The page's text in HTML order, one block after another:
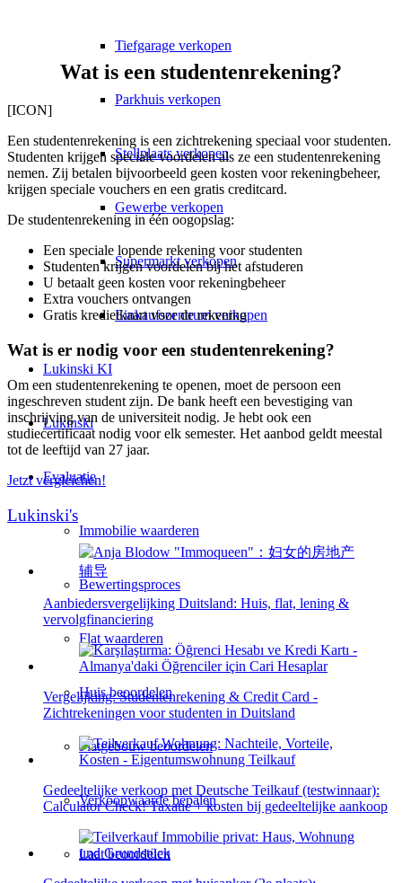
Tiefgarage verkopen
Parkhuis verkopen
Stellplaats verkopen
Gewerbe verkopen
Supermarkt verkopen
Einkaufszentrum verkopen
Lukinski KI
Lukinski
Evaluatie
Immobilie waarderen
Bewertingsproces
Flat waarderen
Huis beoordelen
Flatgebouw beoordelen
Verkoopwaarde bepalen
Laat beoordelen
Wat is een studentenrekening?
[ICON]
Een studentenrekening is een zichtrekening speciaal voor studenten.
Studenten krijgen speciale voordelen als ze een studentenrekening
nemen. Zij betalen bijvoorbeeld geen kosten voor rekeningbeheer,
krijgen speciale vouchers en een gratis creditcard.
De studentenrekening in één oogopslag:
Een speciale lopende rekening voor studenten
Studenten krijgen voordelen bij het afstuderen
U betaalt geen kosten voor rekeningbeheer
Extra vouchers ontvangen
Gratis kredietkaart voor de rekening
Wat is er nodig voor een studentenrekening?
Om een studentenrekening te openen, moet de persoon een
ingeschreven student zijn. De bank heeft een bevestiging van
inschrijving van de universiteit nodig. Je hebt ook een
studiecertificaat nodig voor elk semester. Het aanbod geldt meestal
tot de leeftijd van 27 jaar.
Jetzt vergleichen!
Lukinski's
Aanbiedersvergelijking Duitsland: Huis, flat, lening &
vervolgfinanciering
Vergelijking: Studentenrekening & Credit Card -
Zichtrekeningen voor studenten in Duitsland
Gedeeltelijke verkoop met Deutsche Teilkauf (testwinnaar):
Calculator Check! Taxatie + kosten bij gedeeltelijke aankoop